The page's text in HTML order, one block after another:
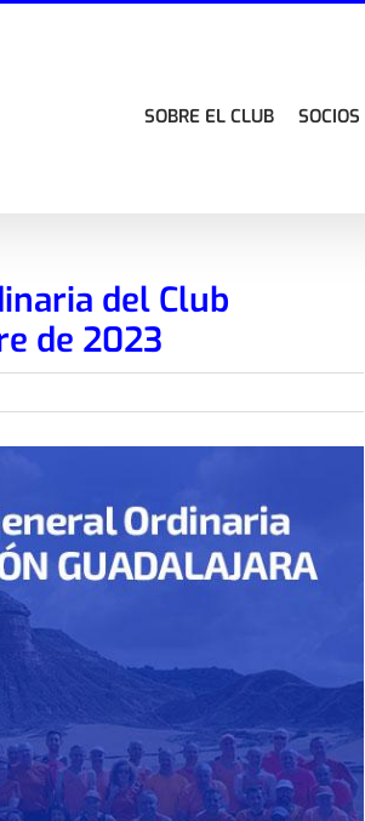
SOBRE EL CLUB SOCIOS
del Club
de 2023